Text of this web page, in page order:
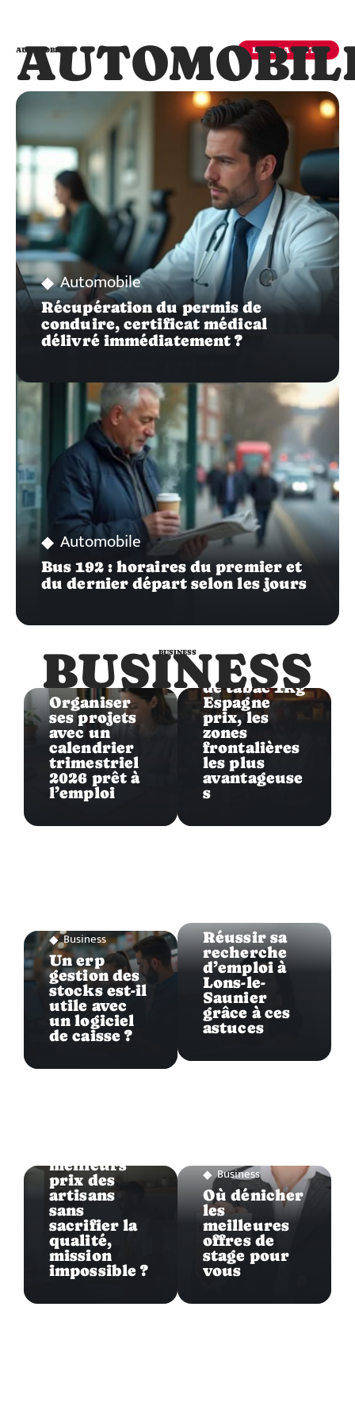
AUTOMOBILE LIRE LA SUITE
Automobile
Récupération du permis de
conduire, certificat médical
délivré immédiatement ?
Automobile
Bus 192 : horaires du premier et
du dernier départ selon les jours
BUSINESS
BUSINESS
Business
Organiser
ses projets
avec un
calendrier
trimestriel
2026 prêt à
l’emploi
Business
Un erp
gestion des
stocks est-il
utile avec
un logiciel
de caisse ?
meilleurs
prix des
artisans
sans
sacrifier la
qualité,
mission
impossible ?
Business
Tarif seau
de tabac 1kg
Espagne
prix, les
zones
frontalières
les plus
avantageuse
s
Réussir sa
recherche
d’emploi à
Lons-le-
Saunier
grâce à ces
astuces
Business
Où dénicher
les
meilleures
offres de
stage pour
vous